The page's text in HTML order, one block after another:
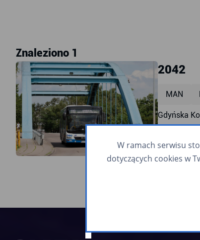
Znaleziono 1
2042
MAN
Gdyńska
przyklęk
W ramach serwisu
dotyczących cookies w